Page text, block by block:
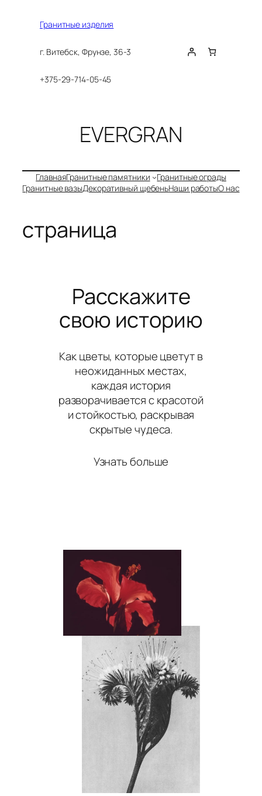
Гранитные изделия
г. Витебск, Фрунзе, 36-3
+375-29-714-05-45
EVERGRAN
ГлавнаяГранитные памятники
Гранитные ограды
Гранитные вазыДекоративный щебеньНаши работыО нас
страница
Расскажите
свою историю
Как цветы, которые цветут в
неожиданных местах,
каждая история
разворачивается с красотой
и стойкостью, раскрывая
скрытые чудеса.
Узнать больше